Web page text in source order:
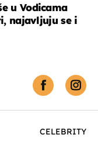
u Vodicama
najavljuju se i
CELEBRITY